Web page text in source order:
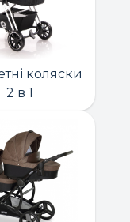
коляски
2 в 1